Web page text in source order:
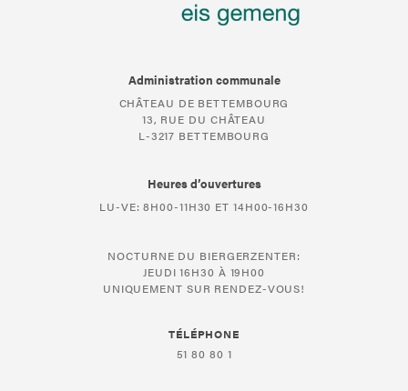
Administration communale
CHÂTEAU DE BETTEMBOURG
13, RUE DU CHÂTEAU
L-3217 BETTEMBOURG
Heures d’ouvertures
LU-VE: 8H00-11H30 ET 14H00-16H30
NOCTURNE DU BIERGERZENTER:
JEUDI 16H30 À 19H00
UNIQUEMENT SUR RENDEZ-VOUS!
TÉLÉPHONE
51 80 80 1